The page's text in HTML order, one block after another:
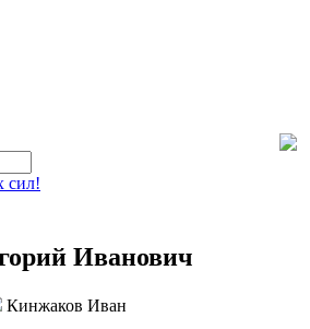
Иванович
Кинжаков Иван